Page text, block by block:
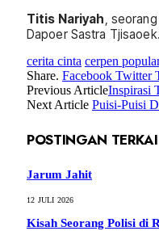
Titis Nariyah ,
Dapoer Sastra Tjisaoek.
cerita cinta cerpen
Share. Facebook Twitter
Previous ArticleInspirasi
Next Article Puisi-Puisi
POSTINGAN
Jarum Jahit
12 JULI 2026
Kisah Seorang Polisi di